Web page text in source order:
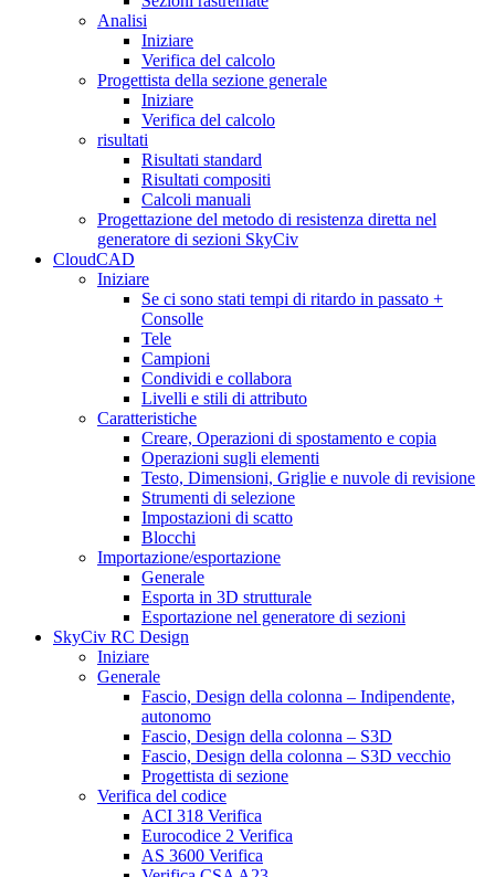
Analisi
Iniziare
Verifica del calcolo
Progettista della sezione generale
Iniziare
Verifica del calcolo
risultati
Risultati standard
Risultati compositi
Calcoli manuali
Progettazione del metodo di resistenza diretta nel
generatore di sezioni SkyCiv
CloudCAD
Iniziare
Se ci sono stati tempi di ritardo in passato +
Consolle
Tele
Campioni
Condividi e collabora
Livelli e stili di attributo
Caratteristiche
Creare, Operazioni di spostamento e copia
Operazioni sugli elementi
Testo, Dimensioni, Griglie e nuvole di revisione
Strumenti di selezione
Impostazioni di scatto
Blocchi
Importazione/esportazione
Generale
Esporta in 3D strutturale
Esportazione nel generatore di sezioni
SkyCiv RC Design
Iniziare
Generale
Fascio, Design della colonna – Indipendente,
autonomo
Fascio, Design della colonna – S3D
Fascio, Design della colonna – S3D vecchio
Progettista di sezione
Verifica del codice
ACI 318 Verifica
Eurocodice 2 Verifica
AS 3600 Verifica